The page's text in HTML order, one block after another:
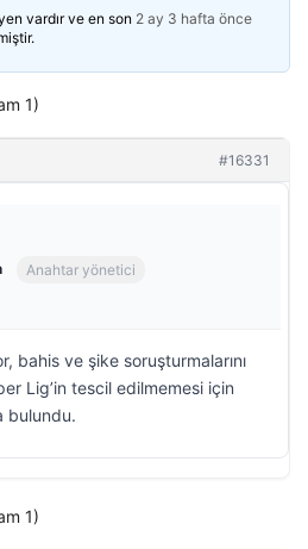
vardır ve en son 2 ay 3 hafta önce
1)
#16331
Anahtar yönetici
bahis ve şike soruşturmalarını
Lig’in tescil edilmemesi için
bulundu.
1)